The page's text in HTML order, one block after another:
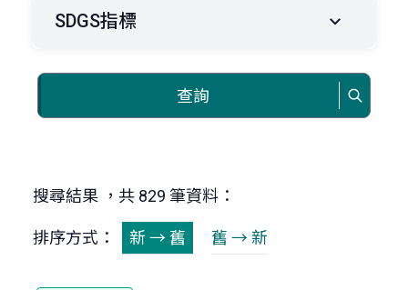
SDGS指標
查詢
搜尋結果 ，共 829 筆資料：
排序方式： 新 → 舊 舊 → 新